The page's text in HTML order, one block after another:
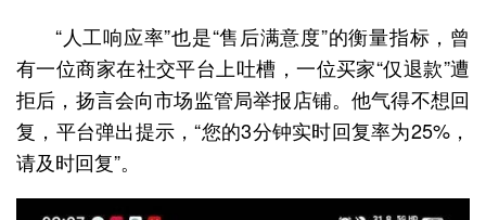
“人工响应率”也是“售后满意度”的衡量指标，曾
有一位商家在社交平台上吐槽，一位买家“仅退款”遭
拒后，扬言会向市场监管局举报店铺。他气得不想回
复，平台弹出提示，“您的3分钟实时回复率为25%，
请及时回复”。